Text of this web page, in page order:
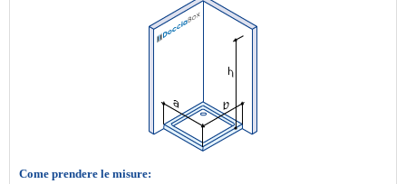
Come prendere le misure: